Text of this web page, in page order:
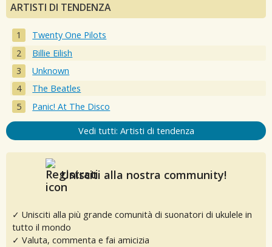
ARTISTI DI TENDENZA
Twenty One Pilots
Billie Eilish
Unknown
The Beatles
Panic! At The Disco
Vedi tutti: Artisti di tendenza
Unisciti alla nostra community!
✓ Unisciti alla più grande comunità di suonatori di ukulele in
tutto il mondo
✓ Valuta, commenta e fai amicizia